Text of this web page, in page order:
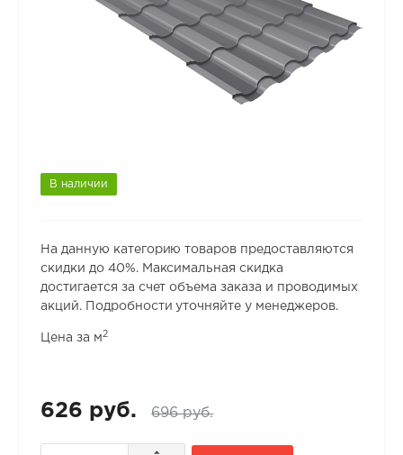
В наличии
На данную категорию товаров предоставляются
скидки до 40%. Максимальная скидка
достигается за счет объема заказа и проводимых
акций. Подробности уточняйте у менеджеров.
Цена за м 2
626 руб. 696 руб.